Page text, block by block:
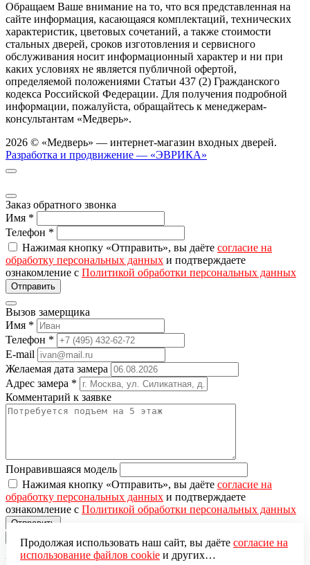
Обращаем Ваше внимание на то, что вся представленная на
сайте информация, касающаяся комплектаций, технических
характеристик, цветовых сочетаний, а также стоимости
стальных дверей, сроков изготовления и сервисного
обслуживания носит информационный характер и ни при
каких условиях не является публичной офертой,
определяемой положениями Статьи 437 (2) Гражданского
кодекса Российской Федерации. Для получения подробной
информации, пожалуйста, обращайтесь к менеджерам-
консультантам «Медверь».
2026 © «Медверь» — интернет-магазин входных дверей.
Разработка и продвижение — «ЭВРИКА»
Заказ обратного звонка
Имя *
Телефон *
Нажимая кнопку «Отправить», вы даёте согласие на
обработку персональных данных и подтверждаете
ознакомление с Политикой обработки персональных данных
Вызов замерщика
Имя *
Телефон *
E-mail
Желаемая дата замера
Адрес замера *
Комментарий к заявке
Понравившаяся модель
Нажимая кнопку «Отправить», вы даёте согласие на
обработку персональных данных и подтверждаете
ознакомление с Политикой обработки персональных данных
Продолжая использовать наш сайт, вы даёте согласие на
использование файлов cookieи других
Вы добавили в корзину